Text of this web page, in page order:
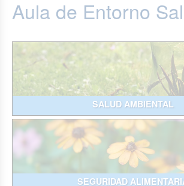
Aula de Entorno
SALUD AMBIENTAL
SEGURIDAD